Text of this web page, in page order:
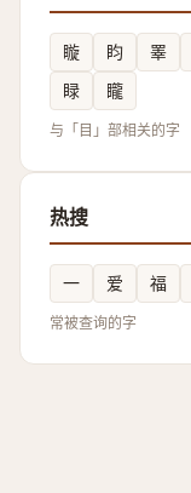
䁢 盷 睪
睩
矓
与「目」部相关的字
热搜
一 爱 福
常被查询的字